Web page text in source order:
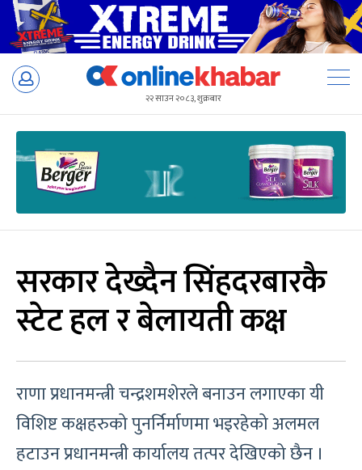
Skip
२२ साउन २०८३, शुक्रबार
सरकार देख्दैन सिंहदरबारकै
स्टेट हल र बेलायती कक्ष
राणा प्रधानमन्त्री चन्द्रशमशेरले बनाउन लगाएका यी
विशिष्ट कक्षहरुको पुनर्निर्माणमा भइरहेको अलमल
हटाउन प्रधानमन्त्री कार्यालय तत्पर देखिएको छैन ।